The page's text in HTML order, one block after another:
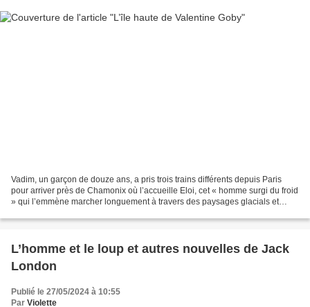
Vadim, un garçon de douze ans, a pris trois trains différents depuis Paris
pour arriver près de Chamonix où l’accueille Eloi, cet « homme surgi du froid
» qui l’emmène marcher longuement à travers des paysages glacials et
L’homme et le loup et autres nouvelles de Jack
London
Publié le 27/05/2024 à 10:55
Par Violette